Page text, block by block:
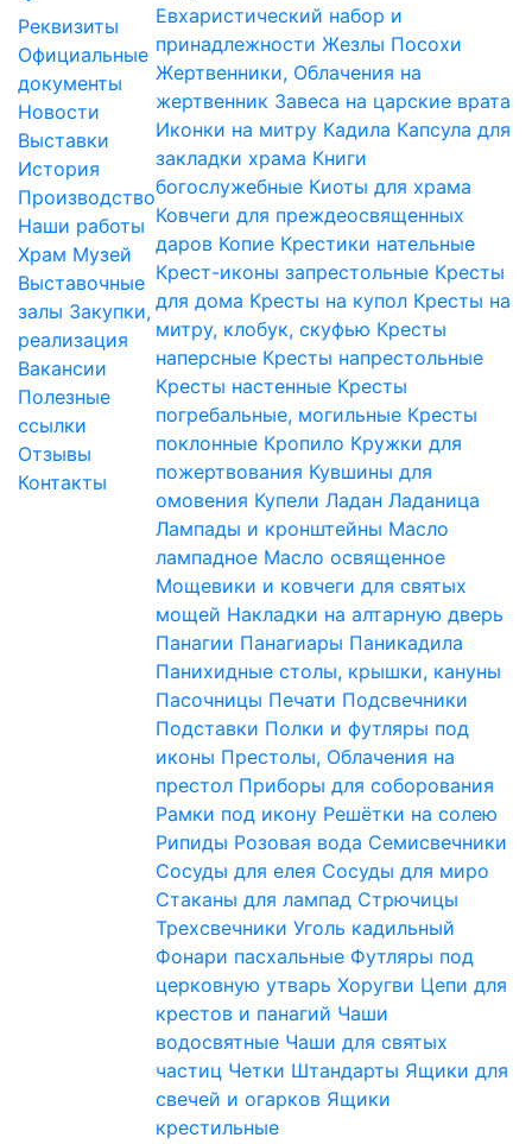
Реквизиты
Официальные
документы
Новости
Выставки
История
Производство
Наши работы
Храм Музей
Выставочные
залы Закупки,
реализация
Вакансии
Полезные
ссылки
Отзывы
Контакты
Евхаристический набор и
принадлежности Жезлы Посохи
Жертвенники, Облачения на
жертвенник Завеса на царские врата
Иконки на митру Кадила Капсула для
закладки храма Книги
богослужебные Киоты для храма
Ковчеги для преждеосвященных
даров Копие Крестики нательные
Крест-иконы запрестольные Кресты
для дома Кресты на купол Кресты на
митру, клобук, скуфью Кресты
наперсные Кресты напрестольные
Кресты настенные Кресты
погребальные, могильные Кресты
поклонные Кропило Кружки для
пожертвования Кувшины для
омовения Купели Ладан Ладаница
Лампады и кронштейны Масло
лампадное Масло освященное
Мощевики и ковчеги для святых
мощей Накладки на алтарную дверь
Панагии Панагиары Паникадила
Панихидные столы, крышки, кануны
Пасочницы Печати Подсвечники
Подставки Полки и футляры под
иконы Престолы, Облачения на
престол Приборы для соборования
Рамки под икону Решётки на солею
Рипиды Розовая вода Семисвечники
Сосуды для елея Сосуды для миро
Стаканы для лампад Стрючицы
Трехсвечники Уголь кадильный
Фонари пасхальные Футляры под
церковную утварь Хоругви Цепи для
крестов и панагий Чаши
водосвятные Чаши для святых
частиц Четки Штандарты Ящики для
свечей и огарков Ящики
крестильные